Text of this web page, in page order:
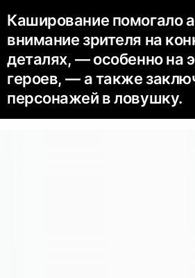
Каширование помогало
внимание зрителя на
деталях, — особенно на
героев, — а также
персонажей в ловушку.